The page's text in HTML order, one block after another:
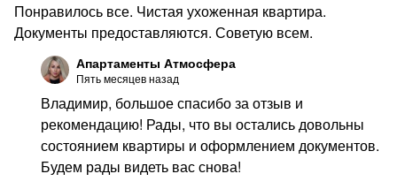
▪ Университеты: ЛГТУ, ЛГПУ, Медколледж
▪ Торговые центры: Европа, Ривьера, Москва,
Меркурий
▪ Парки: Победы, Молодёжный, Нижний, Зеленый
остров — для прогулок и отдыха
▪ Ж/д и автовокзал — удобный выезд из города
В 30–60 минутах на машине:
Понравилось все. Чистая ухоженная квартира.
Документы предоставляются. Советую всем.
Апартаменты Атмосфера
Пять месяцев назад
Владимир, большое спасибо за отзыв и
рекомендацию! Рады, что вы остались довольны
состоянием квартиры и оформлением документов.
Будем рады видеть вас снова!